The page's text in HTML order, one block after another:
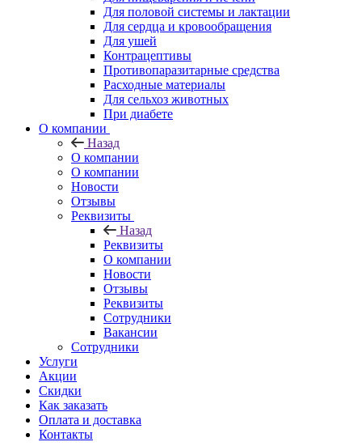
Для половой системы и лактации
Для сердца и кровообращения
Для ушей
Контрацептивы
Противопаразитарные средства
Расходные материалы
Для сельхоз животных
При диабете
О компании
Назад
О компании
О компании
Новости
Отзывы
Реквизиты
Назад
Реквизиты
О компании
Новости
Отзывы
Реквизиты
Сотрудники
Вакансии
Сотрудники
Услуги
Акции
Скидки
Как заказать
Оплата и доставка
Контакты